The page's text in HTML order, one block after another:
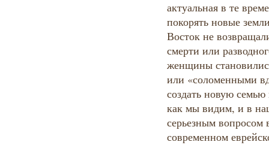
актуальная в те
покорять новые
Восток не
смерти или
женщины
или «соломенными
создать новую
как мы видим, и в
серьезным вопросом
современном